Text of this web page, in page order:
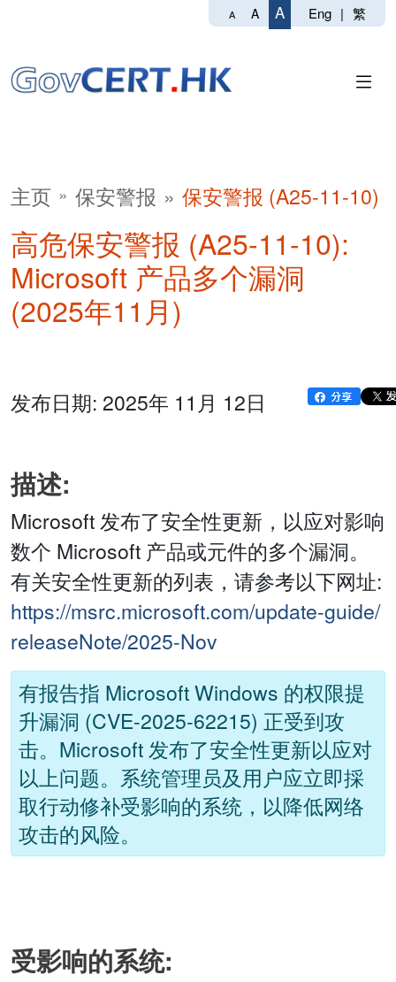
A A A Eng | 繁
主页 保安警报 保安警报 (A25-11-10)
高危保安警报 (A25-11-10):
Microsoft 产品多个漏洞
(2025年11月)
发布日期: 2025年 11月 12日
描述:
Microsoft 发布了安全性更新，以应对影响
数个 Microsoft 产品或元件的多个漏洞。
有关安全性更新的列表，请参考以下网址:
https://msrc.microsoft.com/update-guide/
releaseNote/2025-Nov
有报告指 Microsoft Windows 的权限提
升漏洞 (CVE-2025-62215) 正受到攻
击。Microsoft 发布了安全性更新以应对
以上问题。系统管理员及用户应立即採
取行动修补受影响的系统，以降低网络
攻击的风险。
受影响的系统: